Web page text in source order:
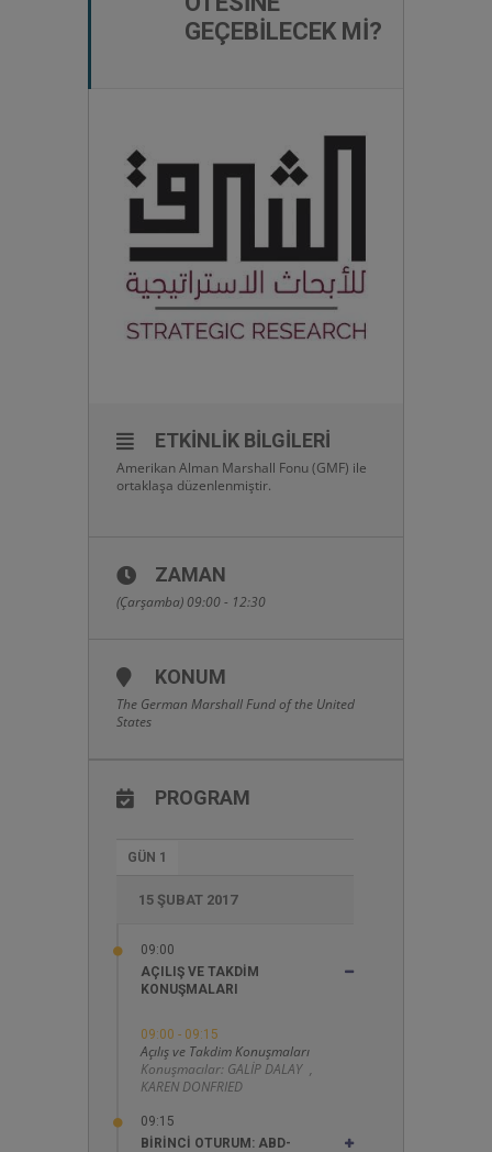
GEÇEBILECEK MI?
ETKINLIK BILGILERI
Amerikan Alman Marshall Fonu (GMF) ile
ortaklaşa düzenlenmiştir.
ZAMAN
(Çarşamba) 09:00 - 12:30
KONUM
The German Marshall Fund of the United
States
PROGRAM
GÜN 1
15 ŞUBAT 2017
09:00
AÇILIŞ VE TAKDIM
KONUŞMALARI
09:00 - 09:15
Açılış ve Takdim Konuşmaları
Konuşmacılar: GALİP DALAY ,
KAREN DONFRIED
09:15
BIRINCI OTURUM: ABD-